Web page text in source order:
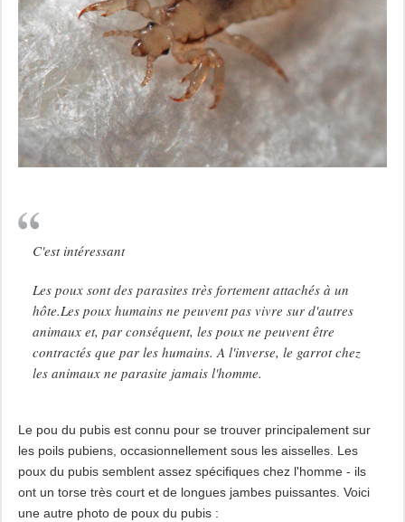
C'est intéressant
Les poux sont des parasites très fortement attachés à un
hôte.Les poux humains ne peuvent pas vivre sur d'autres
animaux et, par conséquent, les poux ne peuvent être
contractés que par les humains. A l'inverse, le garrot chez
les animaux ne parasite jamais l'homme.
Le pou du pubis est connu pour se trouver principalement sur
les poils pubiens, occasionnellement sous les aisselles. Les
poux du pubis semblent assez spécifiques chez l'homme - ils
ont un torse très court et de longues jambes puissantes. Voici
une autre photo de poux du pubis :